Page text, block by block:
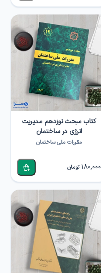
کتاب مبحث نوزدهم مدیریت
انرژی در ساختمان
مقررات ملی ساختمان
180,000 تومان